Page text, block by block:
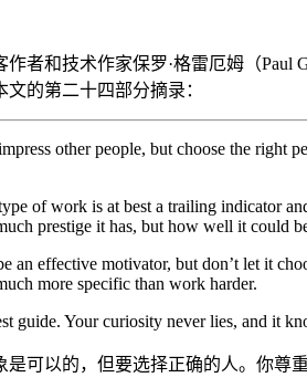
者和技术作家保罗·格雷厄姆（Paul
的第二十四部分摘录：
other people, but choose the right
of work is at best a trailing indicator
prestige it has, but how well it could
an effective motivator, but don’t let it
more specific than work harder.
guide. Your curiosity never lies, and it
是可以的，但要选择正确的人。你尊